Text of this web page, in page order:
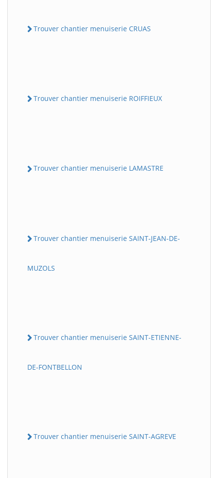
Trouver chantier menuiserie CRUAS
Trouver chantier menuiserie ROIFFIEUX
Trouver chantier menuiserie LAMASTRE
Trouver chantier menuiserie SAINT-JEAN-DE-
MUZOLS
Trouver chantier menuiserie SAINT-ETIENNE-
DE-FONTBELLON
Trouver chantier menuiserie SAINT-AGREVE